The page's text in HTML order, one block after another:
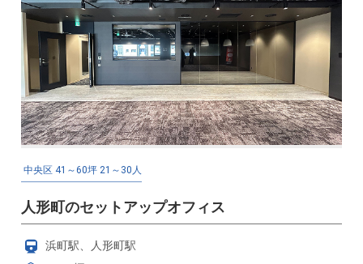
中央区 41～60坪 21～30人
人形町のセットアップオフィス
浜町駅、人形町駅